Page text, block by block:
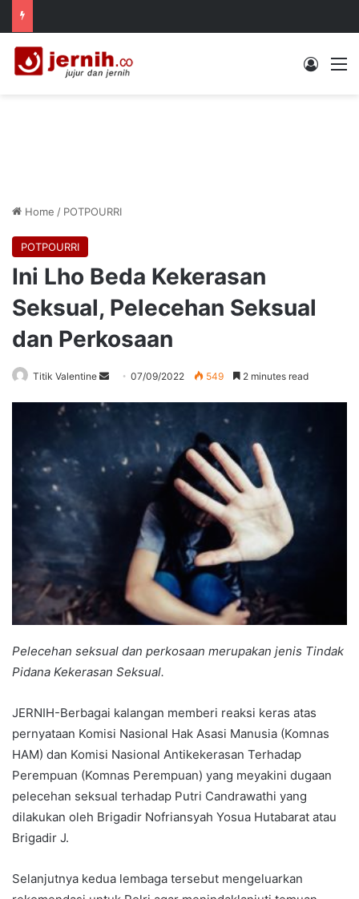
Log In
Home / POTPOURRI
POTPOURRI
Ini Lho Beda Kekerasan
Seksual, Pelecehan Seksual
dan Perkosaan
Titik Valentine
Send
email
07/09/2022 549 2 minutes read
Pelecehan seksual dan perkosaan merupakan jenis Tindak
Pidana Kekerasan Seksual.
JERNIH-Berbagai kalangan memberi reaksi keras atas
pernyataan Komisi Nasional Hak Asasi Manusia (Komnas
HAM) dan Komisi Nasional Antikekerasan Terhadap
Perempuan (Komnas Perempuan) yang meyakini dugaan
pelecehan seksual terhadap Putri Candrawathi yang
dilakukan oleh Brigadir Nofriansyah Yosua Hutabarat atau
Brigadir J.
Selanjutnya kedua lembaga tersebut mengeluarkan